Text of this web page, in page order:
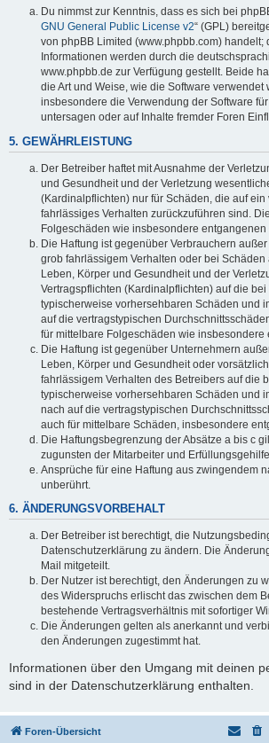
Du nimmst zur Kenntnis, dass es sich bei
GNU General Public License v2“ (GPL)
von phpBB Limited (www.phpbb.com) handelt;
Informationen werden durch die
www.phpbb.de zur Verfügung gestellt. Beide
die Art und Weise, wie die Software verwendet
insbesondere die Verwendung der Software
untersagen oder auf Inhalte fremder Foren
5. GEWÄHRLEISTUNG
Der Betreiber haftet mit Ausnahme der
und Gesundheit und der Verletzung
(Kardinalpflichten) nur für Schäden, die auf
fahrlässiges Verhalten zurückzuführen sind.
Folgeschäden wie insbesondere entgangenen
Die Haftung ist gegenüber Verbrauchern
grob fahrlässigem Verhalten oder bei Schäden
Leben, Körper und Gesundheit und der
Vertragspflichten (Kardinalpflichten) auf die bei
typischerweise vorhersehbaren Schäden und
auf die vertragstypischen
für mittelbare Folgeschäden wie insbesondere
Die Haftung ist gegenüber Unternehmern
Leben, Körper und Gesundheit oder
fahrlässigem Verhalten des Betreibers auf die
typischerweise vorhersehbaren Schäden und
nach auf die vertragstypischen
auch für mittelbare Schäden, insbesondere
Die Haftungsbegrenzung der Absätze a bis c
zugunsten der Mitarbeiter und
Ansprüche für eine Haftung aus zwingendem
unberührt.
6. ÄNDERUNGSVORBEHALT
Der Betreiber ist berechtigt, die
Datenschutzerklärung zu ändern. Die
Mail mitgeteilt.
Der Nutzer ist berechtigt, den Änderungen zu
des Widerspruchs erlischt das zwischen dem
bestehende Vertragsverhältnis mit sofortiger
Die Änderungen gelten als anerkannt und
den Änderungen zugestimmt hat.
Informationen über den Umgang mit deinen
sind in der Datenschutzerklärung enthalten.
Foren-Übersicht